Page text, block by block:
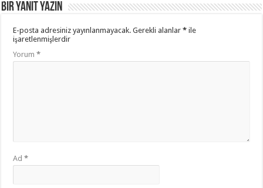
Bir yanıt yazın
E-posta adresiniz yayınlanmayacak. Gerekli alanlar* ile
işaretlenmişlerdir
Yorum*
Ad*